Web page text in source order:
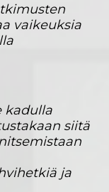
vaikeuksia
kadulla
siitä
ja